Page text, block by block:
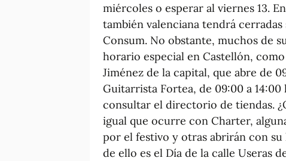
miércoles o esperar al viernes 13.
también valenciana tendrá
Consum. No obstante, muchos de
horario especial en Castellón,
Jiménez de la capital, que abre de
Guitarrista Fortea, de 09:00 a
consultar el directorio de tiendas.
igual que ocurre con Charter,
por el festivo y otras abrirán con
de ello es el Día de la calle Useras